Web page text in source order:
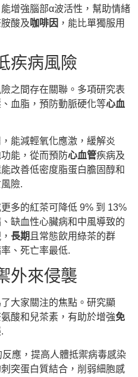
增強腦部α波活性，幫助情緒
酸及咖啡因 ，能比單獨服用
疾病風險
之間存在關聯。多項研究表
血脂，預防動脈硬化等心血
能減輕氧化應激，緩解炎
能，從而預防心血管疾病及
改善低密度脂蛋白膽固醇和
險.
多的紅茶可降低 9% 到 13%
缺血性心臟病和中風導致的
長期 且常態飲用綠茶的群
、死亡率最低.
外來侵襲
大家關注的焦點。研究顯
酸和兒茶素，有助於增強免
應，提高人體抵禦病毒感染
突蛋白質結合，削弱細胞感